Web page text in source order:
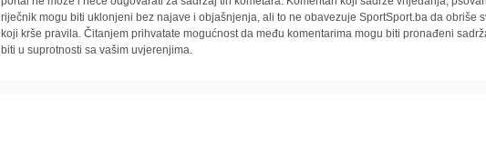
riječnik mogu biti uklonjeni bez najave i objašnjenja, ali to ne obavezuje SportSport.ba da obriše
koji krše pravila. Čitanjem prihvatate mogućnost da među komentarima mogu biti pronađeni
biti u suprotnosti sa vašim uvjerenjima.